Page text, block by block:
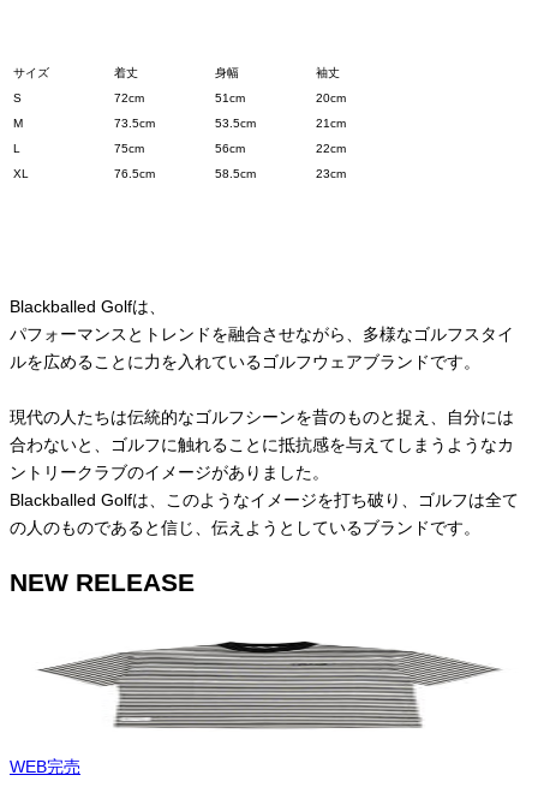
サイズ 着丈 身幅
袖丈
S
72cm 51cm
20cm
M
73.5cm 53.5cm
21cm
L
75cm 56cm
22cm
XL
76.5cm 58.5cm 23cm
Blackballed Golfは、
パフォーマンスとトレンドを融合させながら、多様なゴルフスタイ
ルを広めることに力を入れているゴルフウェアブランドです。
現代の人たちは伝統的なゴルフシーンを昔のものと捉え、自分には
合わないと、ゴルフに触れることに抵抗感を与えてしまうようなカ
ントリークラブのイメージがありました。
Blackballed Golfは、このようなイメージを打ち破り、ゴルフは全て
の人のものであると信じ、伝えようとしているブランドです。
NEW RELEASE
WEB完売